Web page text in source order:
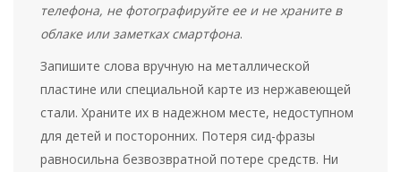
телефона, не фотографируйте ее и не храните в
облаке или заметках смартфона.
Запишите слова вручную на металлической
пластине или специальной карте из нержавеющей
стали. Храните их в надежном месте, недоступном
для детей и посторонних. Потеря сид-фразы
равносильна безвозвратной потере средств. Ни